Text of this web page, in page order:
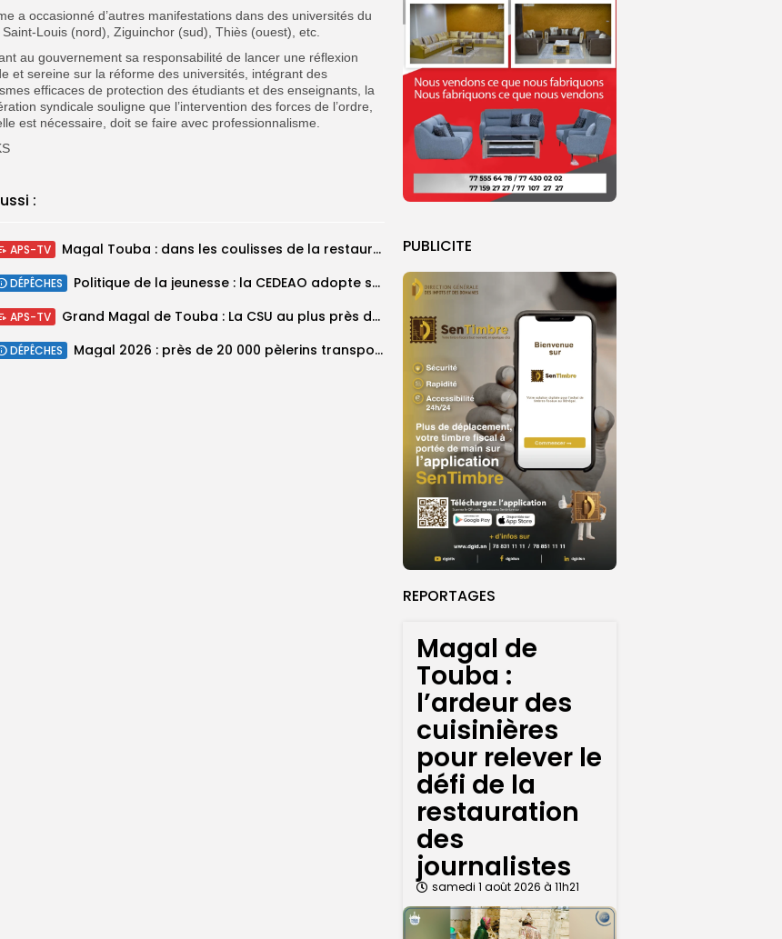
PUBLICITE
REPORTAGES
Magal de
Touba :
l’ardeur des
cuisinières
pour relever le
défi de la
restauration
des
journalistes
samedi 1 août 2026 à 11h21
a occasionné d’autres manifestations dans des universités du
Saint-Louis (nord), Ziguinchor (sud), Thiès (ouest), etc.
au gouvernement sa responsabilité de lancer une réflexion
et sereine sur la réforme des universités, intégrant des
efficaces de protection des étudiants et des enseignants, la
syndicale souligne que l’intervention des forces de l’ordre,
est nécessaire, doit se faire avec professionnalisme.
:
APS-TV Magal Touba : dans les coulisses de la restauration de la presse...
DÉPÊCHES Politique de la jeunesse : la CEDEAO adopte son plan d’actions stratégiques...
APS-TV Grand Magal de Touba : La CSU au plus près des pèlerins
DÉPÊCHES Magal 2026 : près de 20 000 pèlerins transportés vers Touba en...